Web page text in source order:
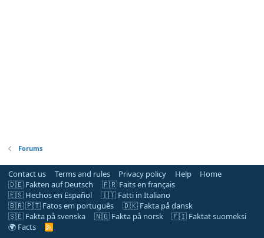
Forums
Contact us Terms and rules Privacy policy Help
Home
🇩🇪 Fakten auf Deutsch
🇫🇷 Faits en français
🇪🇸 Hechos en Español
🇮🇹 Fatti in Italiano
🇧🇷 🇵🇹 Fatos em português
🇩🇰 Fakta på dansk
🇸🇪 Fakta på svenska
🇳🇴 Fakta på norsk
🇫🇮 Faktat suomeksi
🌍 Facts
R